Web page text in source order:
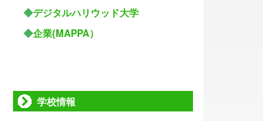
◆デジタルハリウッド大学
◆企業(MAPPA）
学校情報